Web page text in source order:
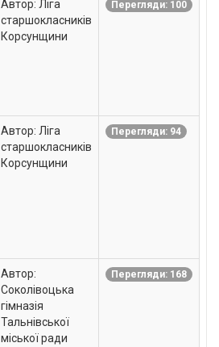
Автор: Ліга
старшокласників
Корсунщини
Перегляди: 100
Автор: Ліга
старшокласників
Корсунщини
Перегляди: 94
Автор:
Соколівоцька
гімназія
Тальнівської
міської ради
Перегляди: 168